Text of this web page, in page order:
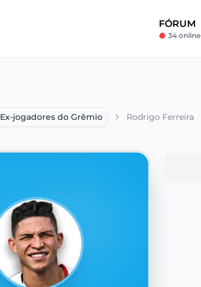
FÓRUM
34 online
Ex-jogadores do Grêmio Rodrigo Ferreira